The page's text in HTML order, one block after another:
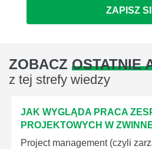
ZAPISZ
ZOBACZ OSTATNIE
z tej strefy wiedzy
JAK WYGLĄDA PRACA
PROJEKTOWYCH W
Project management (czyli